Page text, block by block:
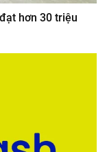
hơn 30 triệu